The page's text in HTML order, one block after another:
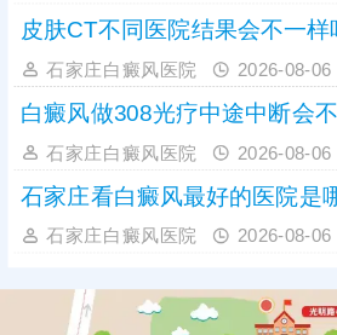
皮肤CT不同医院结果会不一样
石家庄白癜风医院 2026-08-06
白癜风做308光疗中途中断会
石家庄白癜风医院 2026-08-06
石家庄看白癜风最好的医院是
石家庄白癜风医院 2026-08-06